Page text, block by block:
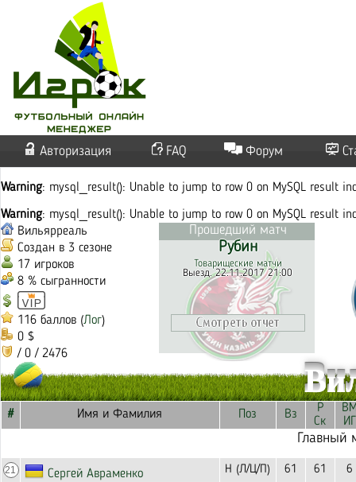
Авторизация FAQ Форум
Warning: mysql_result(): Unable to jump to row 0 on MySQL result
Warning: mysql_result(): Unable to jump to row 0 on MySQL result
Вильярреаль
Создан в 3 сезоне
17 игроков
8 % сыгранности
116 баллов (Лог)
0 $
/ 0 / 2476
Прошедший матч
Рубин
Товарищеские матчи
Выезд. 22.11.2017 21:00
# Имя и Фамилия Поз Вз
Р
Ск
ИГ
Главный
21 Сергей Авраменко Н (Л/Ц/П) 61 61 6